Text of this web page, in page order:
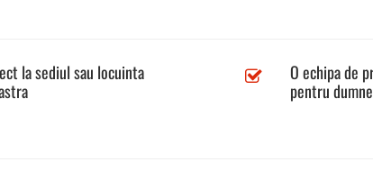
la sediul sau locuinta
O echipa de
pentru